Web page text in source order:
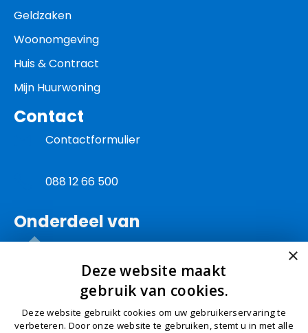
Geldzaken
Woonomgeving
Huis & Contract
Mijn Huurwoning
Contact
Contactformulier
088 12 66 500
Onderdeel van
© Schep 2026 Algemene Voorwaarden Privacy
×
Deze website maakt
gebruik van cookies.
Deze website gebruikt cookies om uw gebruikerservaring te
verbeteren. Door onze website te gebruiken, stemt u in met alle